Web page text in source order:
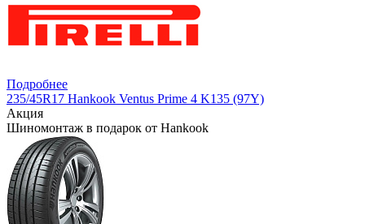
Подробнее
235/45R17 Hankook Ventus Prime 4 K135 (97Y)
Акция
Шиномонтаж в подарок от Hankook